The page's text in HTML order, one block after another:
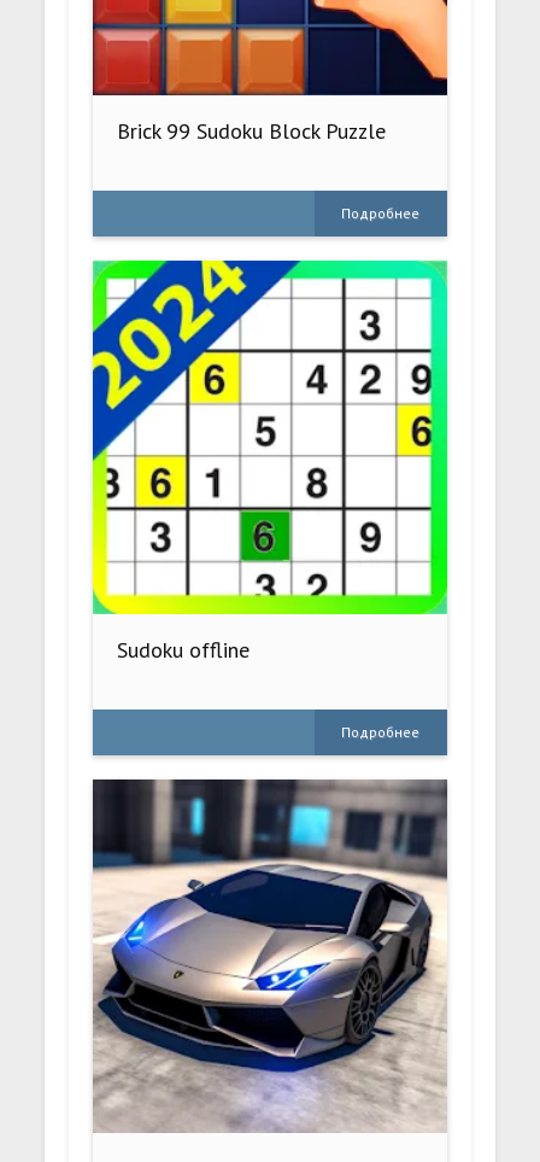
Brick 99 Sudoku Block Puzzle
Подробнее
Sudoku offline
Подробнее